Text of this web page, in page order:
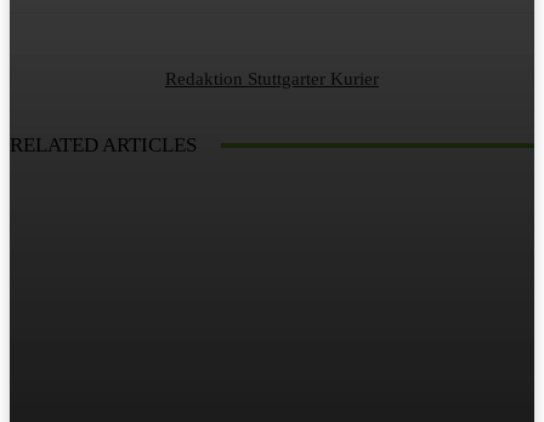
Redaktion Stuttgarter Kurier
RELATED ARTICLES